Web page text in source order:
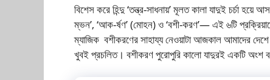
বিশেস করে হিন্দু ‘তন্ত্র-সাধনায়’ মূলত কালা যাদুই চর্চা হয়ে
ম্ভন’, ‘আক-র্ষণ’ (মোহন) ও ‘বশী-করণ’— এই ৬টি
ম্যাজিক বশীকরণের সাহায্য নেওয়াটা আজকাল আমাদের
খুবই প্রচলিত। বশীকরণ পুরোপুরি কালো যাদুরই একটি অংশ